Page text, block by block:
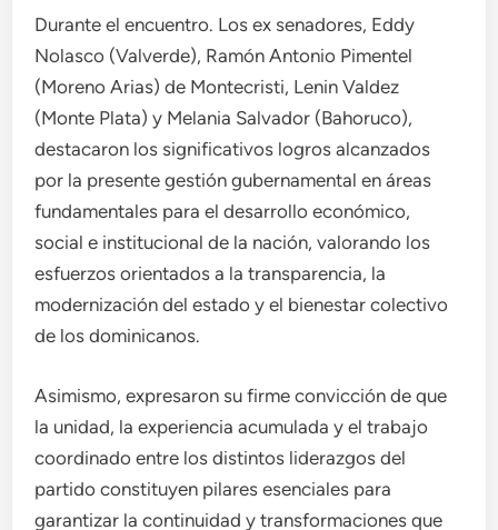
Durante el encuentro. Los ex senadores, Eddy
Nolasco (Valverde), Ramón Antonio Pimentel
(Moreno Arias) de Montecristi, Lenin Valdez
(Monte Plata) y Melania Salvador (Bahoruco),
destacaron los significativos logros alcanzados
por la presente gestión gubernamental en áreas
fundamentales para el desarrollo económico,
social e institucional de la nación, valorando los
esfuerzos orientados a la transparencia, la
modernización del estado y el bienestar colectivo
de los dominicanos.
Asimismo, expresaron su firme convicción de que
la unidad, la experiencia acumulada y el trabajo
coordinado entre los distintos liderazgos del
partido constituyen pilares esenciales para
garantizar la continuidad y transformaciones que